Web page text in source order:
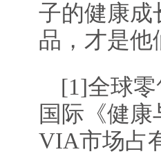
子的健康成
品，才是他
[1]全球
国际《健
VIA市场占